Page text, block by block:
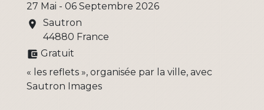
27 Mai - 06 Septembre 2026
location_on
Sautron
44880 France
account_balance_wallet Gratuit
« les reflets », organisée par la ville, avec
Sautron Images